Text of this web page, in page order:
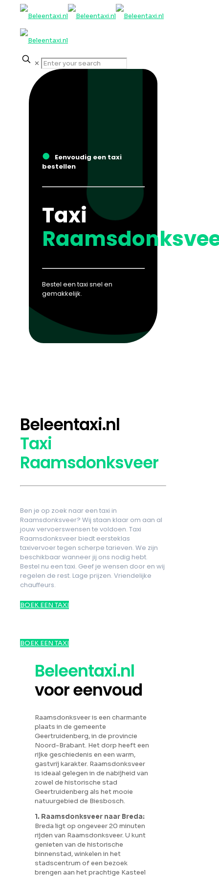
✕
●
Eenvoudig een taxi
bestellen
Taxi
Bestel een taxi snel en
gemakkelijk.
Beleentaxi.nl
Taxi
Raamsdonksveer
Ben je op zoek naar een taxi in
Raamsdonksveer? Wij staan klaar om aan al
jouw vervoerswensen te voldoen. Taxi
Raamsdonksveer biedt eersteklas
taxivervoer tegen scherpe tarieven. We zijn
beschikbaar wanneer jij ons nodig hebt.
Bestel nu een taxi. Geef je wensen door en wij
regelen de rest. Lage prijzen. Vriendelijke
chauffeurs.
BOEK EEN TAXI
BOEK EEN TAXI
Beleentaxi.nl
voor eenvoud
Raamsdonksveer is een charmante
plaats in de gemeente
Geertruidenberg, in de provincie
Noord-Brabant. Het dorp heeft een
rijke geschiedenis en een warm,
gastvrij karakter. Raamsdonksveer
is ideaal gelegen in de nabijheid van
zowel de historische stad
Geertruidenberg als het mooie
natuurgebied de Biesbosch.
1. Raamsdonksveer naar Breda:
Breda ligt op ongeveer 20 minuten
rijden van Raamsdonksveer. U kunt
genieten van de historische
binnenstad, winkelen in het
stadscentrum of een bezoek
brengen aan het prachtige Kasteel